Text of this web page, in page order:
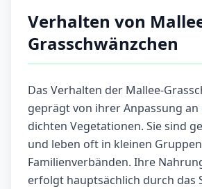
Verhalten von
Grasschwänzchen
Das Verhalten der Mallee-
geprägt von ihrer Anpassung an
dichten Vegetationen. Sie sind
und leben oft in kleinen
Familienverbänden. Ihre
erfolgt hauptsächlich durch das